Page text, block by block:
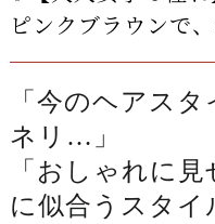
ピンクブラウンで
「今のヘアス
ネリ…」
「おしゃれに
に似合うスタイ